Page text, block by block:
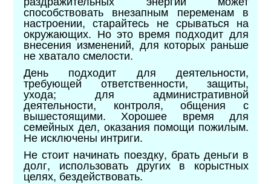
способствовать внезапным переменам в
настроении, старайтесь не срываться на
окружающих. Но это время подходит для
внесения изменений, для которых раньше
не хватало смелости.
День подходит для деятельности,
требующей ответственности, защиты,
ухода; для административной
деятельности, контроля, общения с
вышестоящими. Хорошее время для
семейных дел, оказания помощи пожилым.
Не исключены интриги.
Не стоит начинать поездку, брать деньги в
долг, использовать других в корыстных
целях, бездействовать.